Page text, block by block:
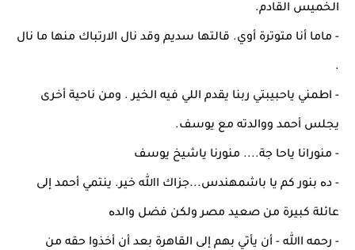
اﻟﺨﻤﻴﺲ اﻟﻘﺎدم.
- ﻣﺎﻣﺎ أﻧﺎ ﻣﺘﻮﺗﺮة أوي. ﻗﺎﻟﺘﻬﺎ ﺳﺪﻳﻢ وﻗﺪ ﻧﺎل اﻻرﺗﺒﺎك ﻣﻨﻬﺎ ﻣﺎ ﻧﺎل
.
- اﻃﻤﻨﻲ ﻳﺎﺣﺒﻴﺒﺘﻲ رﺑﻨﺎ ﻳﻘﺪم اﻟﻠﻲ ﻓﻴﻪ اﻟﺨﻴﺮ . وﻣﻦ ﻧﺎﺣﻴﺔ أﺧﺮى
ﻳﺠﻠﺲ أﺣﻤﺪ وواﻟﺪﺗﻪ ﻣﻊ ﻳﻮﺳﻒ.
- ﻣﻨﻮراﻧﺎ ﻳﺎﺣﺎ ﺟﺔ.... ﻣﻨﻮرﻧﺎ ﻳﺎﺷﻴﺦ ﻳﻮﺳﻒ
- دﻩ ﺑﻨﻮر ﻛﻢ ﻳﺎ ﺑﺎﺷﻤﻬﻨﺪس...ﺟﺰاك اﷲ ﺧﻴﺮ. ﻳﻨﺘﻤﻲ أﺣﻤﺪ إﻟﻰ
ﻋﺎﺋﻠﺔ ﻛﺒﻴﺮة ﻣﻦ ﺻﻌﻴﺪ ﻣﺼﺮ وﻟﻜﻦ ﻓﻀﻞ واﻟﺪﻩ
- رﺣﻤﻪ اﷲ - أن ﻳﺄﺗﻲ ﺑﻬﻢ إﻟﻰ اﻟﻘﺎﻫﺮة ﺑﻌﺪ أن أﺧﺬوا ﺣﻘﻪ ﻣﻦ